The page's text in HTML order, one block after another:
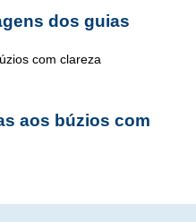
dos guias
aos búzios com